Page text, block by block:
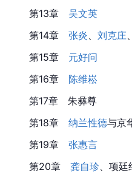
第13章
吴文英
第14章
张炎 刘克庄
第15章 元好问
第16章
陈维崧
第17章 朱彝尊
第18章
纳兰性德与京
第19章 张惠言
第20章
龚自珍 、项